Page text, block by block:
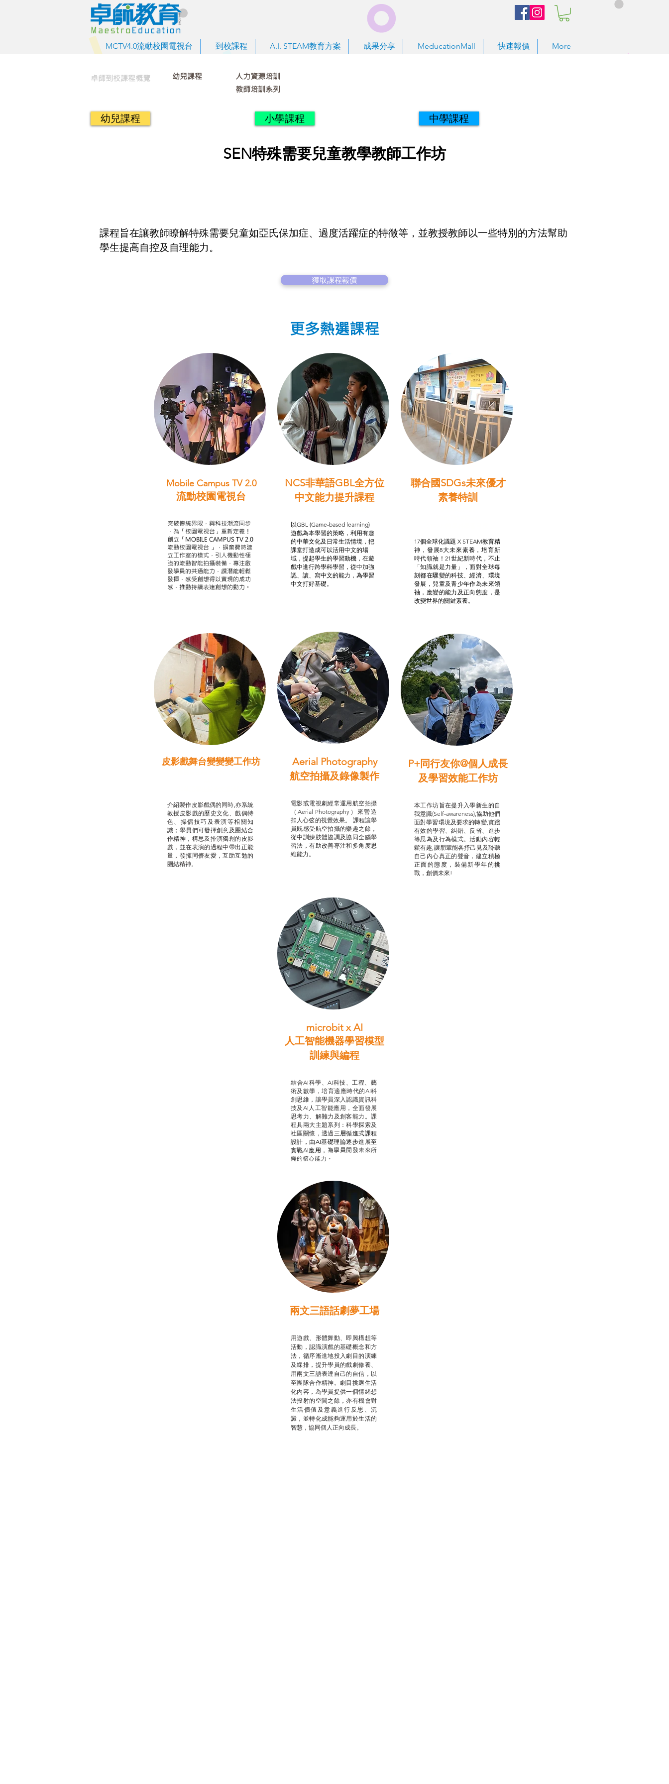
MCTV4.0流動校園電視台 到校課程 A.I. STEAM教育方案 成果分享 MeducationMall 快速報價 More
卓師到校課程概覽
幼兒課程
教師培訓系列
人力資源培訓
課程旨在讓教師瞭解特殊需要兒童如亞氏保加症、過度活躍症的特徵等，並教授教師以一些特別的方法幫助
學生提高自控及自理能力。
獲取課程報價
幼兒課程 小學課程 中學課程
SEN特殊需要兒童教學教師工作坊
更多熱選課程
Mobile Campus TV 2.0
流動校園電視台
突破傳統界限，與科技潮流同步
，為「校園電視台」重新定義！
創立「MOBILE CAMPUS TV 2.0
流動校園電視台 」，摒棄費時建
立工作室的模式，引人機動性極
強的流動智能拍攝裝備，專注啟
發學員的共通能力，譔潛能輕鬆
發揮，感受創想得以實現的成功
感，推動持續表達創想的動力。
皮影戲舞台變變變工作坊
介紹製作皮影戲偶的同時,亦系統
教授皮影戲的歷史文化、戲偶特
色、操偶技巧及表演等相關知
識；學員們可發揮創意及團結合
作精神，構思及排演獨創的皮影
戲，並在表演的過程中帶出正能
量，發揮同儕友愛，互助互勉的
團結精神。
NCS非華語GBL全方位
中文能力提升課程
以GBL (Game-based learning)
遊戲為本學習的策略，利用有趣
的中華文化及日常生活情境，把
課堂打造成可以活用中文的場
域，提起學生的學習動機，在遊
戲中進行跨學科學習，從中加強
認、讀、寫中文的能力，為學習
中文打好基礎。
Aerial Photography
航空拍攝及錄像製作
電影或電視劇經常運用航空拍攝
（Aerial Photography）來營造
扣人心弦的視覺效果。 課程讓學
員既感受航空拍攝的樂趣之餘，
從中訓練肢體協調及協同全腦學
習法，有助改善專注和多角度思
維能力。
聯合國SDGs未來優才
素養特訓
17個全球化議題 X STEAM教育精
神，發展8大未來素養，培育新
時代領袖！21世紀新時代，不止
「知識就是力量」，面對全球每
刻都在驟變的科技、經濟、環境
發展，兒童及青少年作為未來領
袖，應變的能力及正向態度，是
改變世界的關鍵素養。
P+同行友你@個人成長
及學習效能工作坊
本工作坊旨在提升入學新生的自
我意識(Self-awareness),協助他們
面對學習環境及要求的轉變,實踐
有效的學習、糾錯、反省、進步
等思為及行為模式。活動內容輕
鬆有趣,讓朋輩能各抒己見及聆聽
自己內心真正的聲音，建立積極
正面的態度，裝備新學年的挑
戰，創價未來!
microbit x AI
人工智能機器學習模型
訓練與編程
結合AI科學、AI科技、工程、藝
術及數學，培育適應時代的AI科
創思維，讓學員深入認識資訊科
技及AI人工智能應用，全面發展
思考力、解難力及創客能力。課
程具兩大主題系列：科學探索及
社區關懷，透過 三層循進式課程
設計， 由AI基礎理論逐步進展至
實戰AI應用， 為學員開發未來所
需的核心能力。
兩文三語話劇夢工場
用遊戲、形體舞動、即興構想等
活動，認識演戲的基礎概念和方
法，循序漸進地投入劇目的演練
及綵排，提升學員的戲劇修養、
用兩文三語表達自己的自信，以
至團隊合作精神。劇目挑選生活
化內容，為學員提供一個情緒想
法投射的空間之餘，亦有機會對
生活價值及意義進行反思、沉
澱，並轉化成能夠運用於生活的
智慧，協同個人正向成長。